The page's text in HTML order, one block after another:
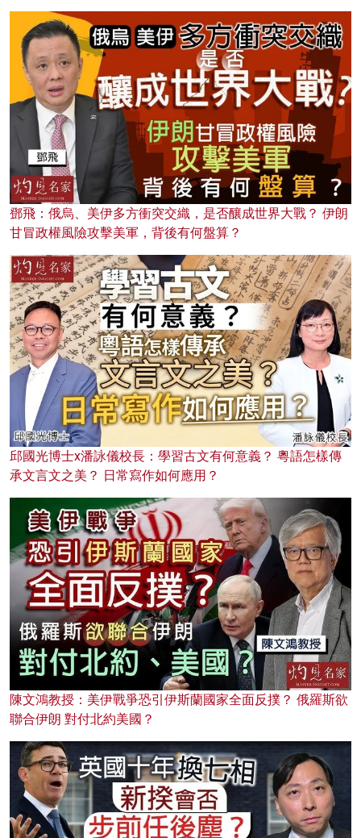
鄧飛：俄烏、美伊多方衝突交織，是否釀成世界大戰？ 伊朗
甘冒政權風險攻擊美軍，背後有何盤算？
邱國光博士x潘詠儀校長：學習古文有何意義？ 粵語怎樣傳
承文言文之美？ 日常寫作如何應用？
陳文鴻教授：美伊戰爭恐引伊斯蘭國家全面反撲？ 俄羅斯欲
聯合伊朗 對付北約美國？